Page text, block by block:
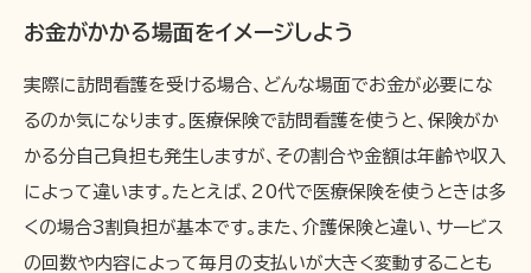
お金がかかる場面をイメージしよう
実際に訪問看護を受ける場合、どんな場面でお金が必要にな
るのか気になります。医療保険で訪問看護を使うと、保険がか
かる分自己負担も発生しますが、その割合や金額は年齢や収入
によって違います。たとえば、20代で医療保険を使うときは多
くの場合3割負担が基本です。また、介護保険と違い、サービス
の回数や内容によって毎月の支払いが大きく変動することも